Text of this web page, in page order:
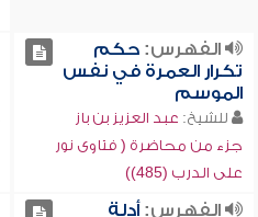
الفهرس:حكم
تكرار العمرة في نفس
الموسم
للشيخ: عبد العزيز بن باز
جزء من محاضرة ( فتاوى نور
على الدرب (485))
الفهرس:أدلة